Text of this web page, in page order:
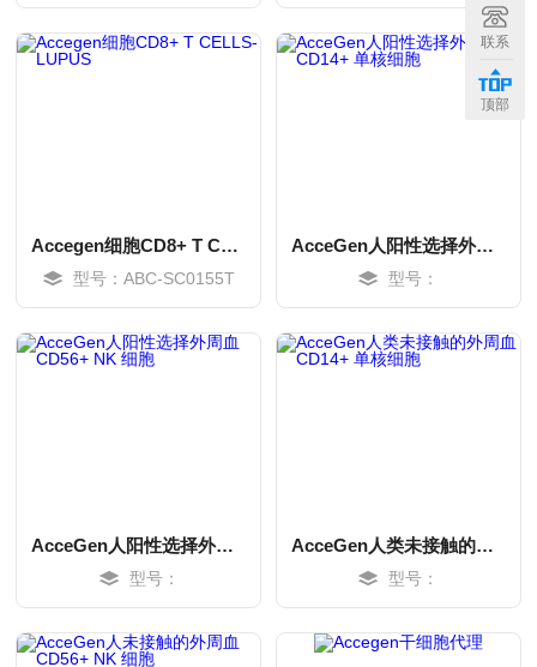
Accegen细胞CD8+ T CELLS-LUPUS
型号：ABC-SC0155T
AcceGen人阳性选择外周血 CD14+ 单核细胞
型号：
AcceGen人阳性选择外周血 CD56+ NK 细胞
型号：
AcceGen人类未接触的外周血 CD14+ 单核细胞
型号：
联系
顶部